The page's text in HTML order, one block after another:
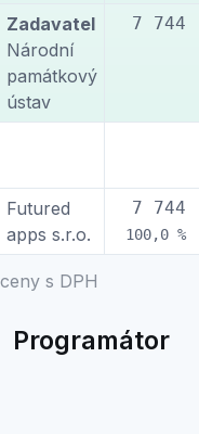
ceny s DPH
Zadavatel
Národní
památkový
ústav
7 744
Futured
apps s.r.o.
7 744
100,0 %
Programátor